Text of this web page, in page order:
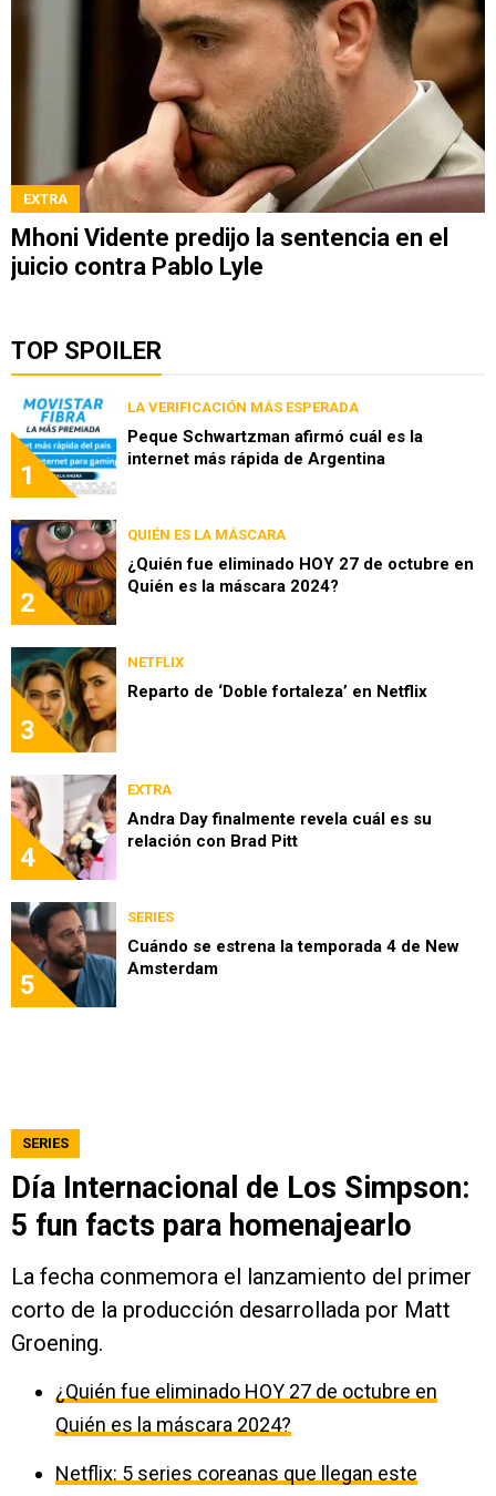
EXTRA
Mhoni Vidente predijo la sentencia en el
juicio contra Pablo Lyle
TOP SPOILER
1
LA VERIFICACIÓN MÁS ESPERADA
Peque Schwartzman afirmó cuál es la
internet más rápida de Argentina
2
QUIÉN ES LA MÁSCARA
¿Quién fue eliminado HOY 27 de octubre en
Quién es la máscara 2024?
3
NETFLIX
Reparto de ‘Doble fortaleza’ en Netflix
4
EXTRA
Andra Day finalmente revela cuál es su
relación con Brad Pitt
5
SERIES
Cuándo se estrena la temporada 4 de New
Amsterdam
SERIES
Día Internacional de Los Simpson:
5 fun facts para homenajearlo
La fecha conmemora el lanzamiento del primer
corto de la producción desarrollada por Matt
Groening.
¿Quién fue eliminado HOY 27 de octubre en
Quién es la máscara 2024?
Netflix: 5 series coreanas que llegan este